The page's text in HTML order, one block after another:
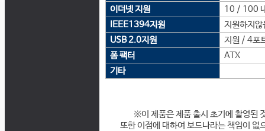
이더넷 지원
10 / 100
IEEE1394지원
지원하지않
USB 2.0지원
지원 / 4포
폼 팩터
ATX
기타
※이 제품은 제품 출시 초기에 촬영된
또한 이점에 대하여 보드나라는 책임이 없